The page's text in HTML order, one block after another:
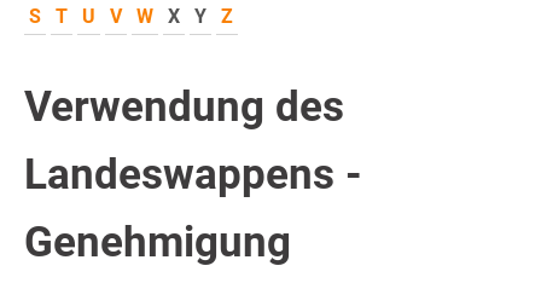
S
T U V W X Y Z
Verwendung des
Landeswappens -
Genehmigung